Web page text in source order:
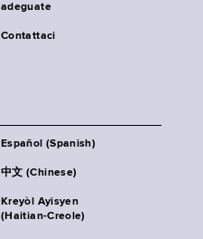
adeguate
Contattaci
Español (Spanish)
中文 (Chinese)
Kreyòl Ayisyen
(Haitian-Creole)